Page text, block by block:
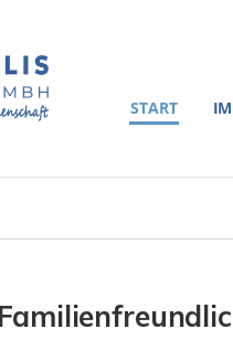
START